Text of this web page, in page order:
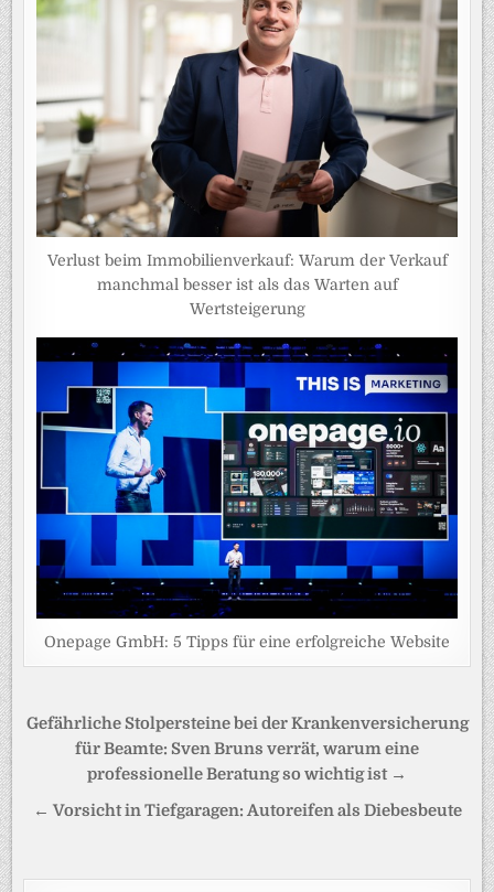
Verlust beim Immobilienverkauf: Warum der Verkauf
manchmal besser ist als das Warten auf
Wertsteigerung
Onepage GmbH: 5 Tipps für eine erfolgreiche Website
Beitragsnavigation
Gefährliche Stolpersteine bei der Krankenversicherung
für Beamte: Sven Bruns verrät, warum eine
professionelle Beratung so wichtig ist →
← Vorsicht in Tiefgaragen: Autoreifen als Diebesbeute